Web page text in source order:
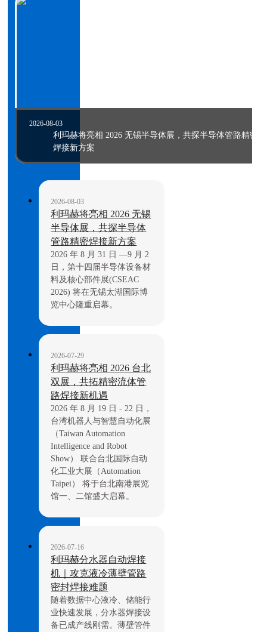
2026-08-03
利玛赫将亮相 2026 无锡半导体展，共探半导体管路精密
焊接新方案
2026-08-03
利玛赫将亮相 2026 无锡
半导体展，共探半导体
管路精密焊接新方案
2026 年 8 月 31 日 —9 月 2
日，第十四届半导体设备材
料及核心部件展(CSEAC
2026) 将在无锡太湖国际博
览中心隆重启幕。
2026-07-29
利玛赫将亮相 2026 台北
双展，共拓精密流体管
路焊接新机遇
2026 年 8 月 19 日 - 22 日，
台湾机器人与智慧自动化展
（Taiwan Automation
Intelligence and Robot
Show） 联合台北国际自动
化工业大展（Automation
Taipei） 将于台北南港展览
馆一、二馆盛大启幕。
2026-07-16
利玛赫分水器自动焊接
机｜攻克液冷薄壁管路
密封焊接难题
随着数据中心液冷、储能行
业快速发展，分水器焊接设
备已成产线刚需。薄壁管件